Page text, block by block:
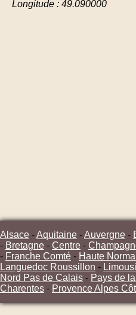
Longitude : 49.090000
Alsace -Aquitaine -Auvergne -
- Bretagne - Centre -
- Franche Comté - Haute
Languedoc Roussillon -
Nord Pas de Calais - Pays de
Charentes - Provence Alpes